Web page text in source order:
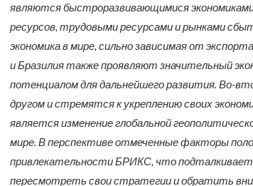
являются быстроразвивающимися
ресурсов, трудовыми ресурсами и рынками
экономика в мире, сильно зависимая от
и Бразилия также проявляют значительный
потенциалом для дальнейшего развития. Во-
другом и стремятся к укреплению своих
является изменение глобальной
мире. В перспективе отмеченные факторы
привлекательности БРИКС, что
пересмотреть свои стратегии и обратить